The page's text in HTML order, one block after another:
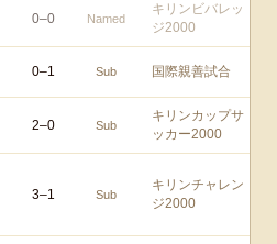
0–0 Named
キリンビバレッ
ジ2000
0–1 Sub 国際親善試合
2–0 Sub
キリンカップサ
ッカー2000
3–1 Sub
キリンチャレン
ジ2000